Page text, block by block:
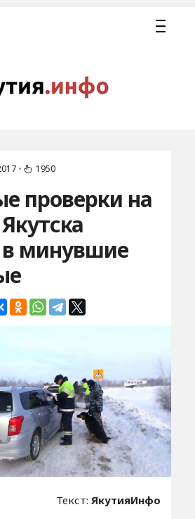
• 1950
проверки на
минувшие
Текст:ЯкутияИнфо